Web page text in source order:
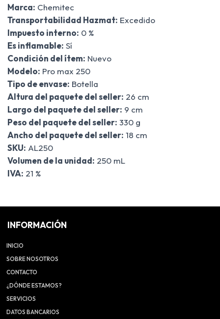
Marca: Chemitec
Transportabilidad Hazmat: Excedido
Impuesto interno: 0 %
Es inflamable: Sí
Condición del ítem: Nuevo
Modelo: Pro max 250
Tipo de envase: Botella
Altura del paquete del seller: 26 cm
Largo del paquete del seller: 9 cm
Peso del paquete del seller: 330 g
Ancho del paquete del seller: 18 cm
SKU: AL250
Volumen de la unidad: 250 mL
IVA: 21 %
INFORMACIÓN
INICIO
SOBRE NOSOTROS
CONTACTO
¿DÓNDE ESTAMOS?
SERVICIOS
DATOS BANCARIOS